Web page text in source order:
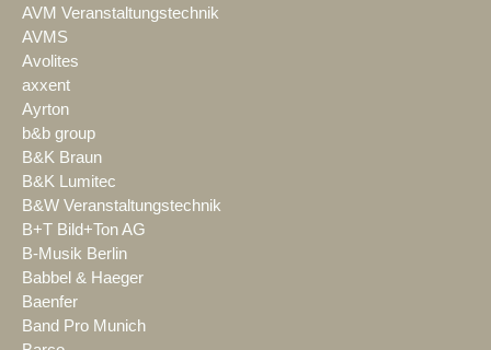
AVM Veranstaltungstechnik
AVMS
Avolites
axxent
Ayrton
b&b group
B&K Braun
B&K Lumitec
B&W Veranstaltungstechnik
B+T Bild+Ton AG
B-Musik Berlin
Babbel & Haeger
Baenfer
Band Pro Munich